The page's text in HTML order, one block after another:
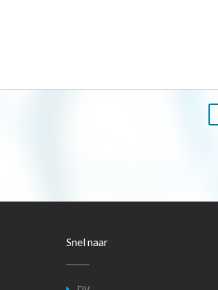
Snel naar